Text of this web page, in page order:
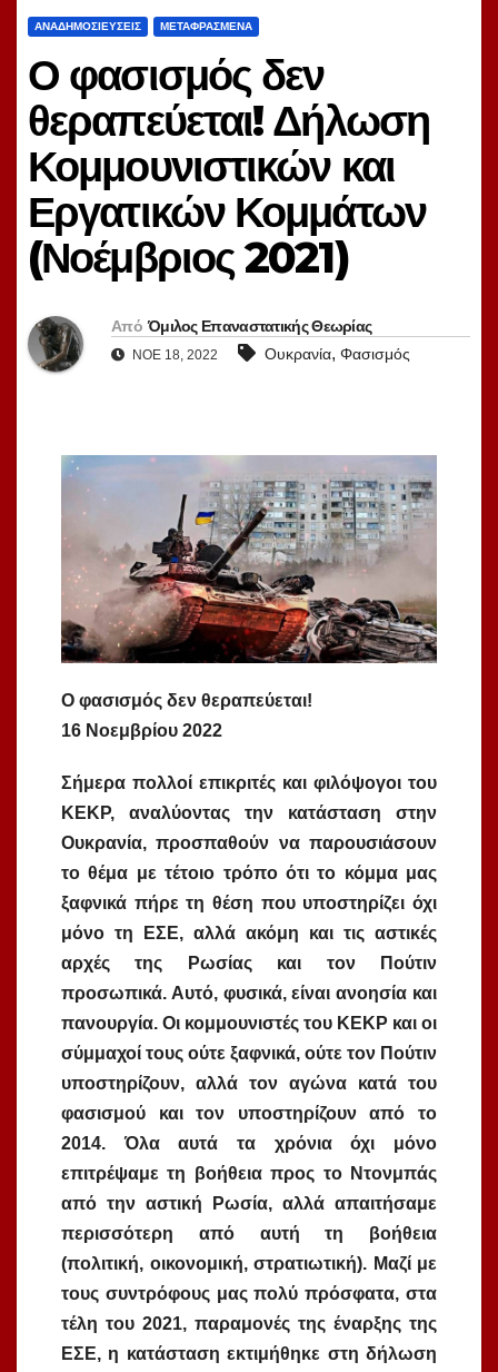
ΑΝΑΔΗΜΟΣΙΕΎΣΕΙΣ ΜΕΤΑΦΡΑΣΜΈΝΑ
Ο φασισμός δεν
θεραπεύεται! Δήλωση
Κομμουνιστικών και
Εργατικών Κομμάτων
(Νοέμβριος 2021)
Από Όμιλος Επαναστατικής Θεωρίας
ΝΟΈ 18, 2022 Ουκρανία, Φασισμός
Ο φασισμός δεν θεραπεύεται!
16 Νοεμβρίου 2022
Σήμερα πολλοί επικριτές και φιλόψογοι του
ΚΕΚΡ, αναλύοντας την κατάσταση στην
Ουκρανία, προσπαθούν να παρουσιάσουν
το θέμα με τέτοιο τρόπο ότι το κόμμα μας
ξαφνικά πήρε τη θέση που υποστηρίζει όχι
μόνο τη ΕΣΕ, αλλά ακόμη και τις αστικές
αρχές της Ρωσίας και τον Πούτιν
προσωπικά. Αυτό, φυσικά, είναι ανοησία και
πανουργία. Οι κομμουνιστές του ΚΕΚΡ και οι
σύμμαχοί τους ούτε ξαφνικά, ούτε τον Πούτιν
υποστηρίζουν, αλλά τον αγώνα κατά του
φασισμού και τον υποστηρίζουν από το
2014. Όλα αυτά τα χρόνια όχι μόνο
επιτρέψαμε τη βοήθεια προς το Ντονμπάς
από την αστική Ρωσία, αλλά απαιτήσαμε
περισσότερη από αυτή τη βοήθεια
(πολιτική, οικονομική, στρατιωτική). Μαζί με
τους συντρόφους μας πολύ πρόσφατα, στα
τέλη του 2021, παραμονές της έναρξης της
ΕΣΕ, η κατάσταση εκτιμήθηκε στη δήλωση